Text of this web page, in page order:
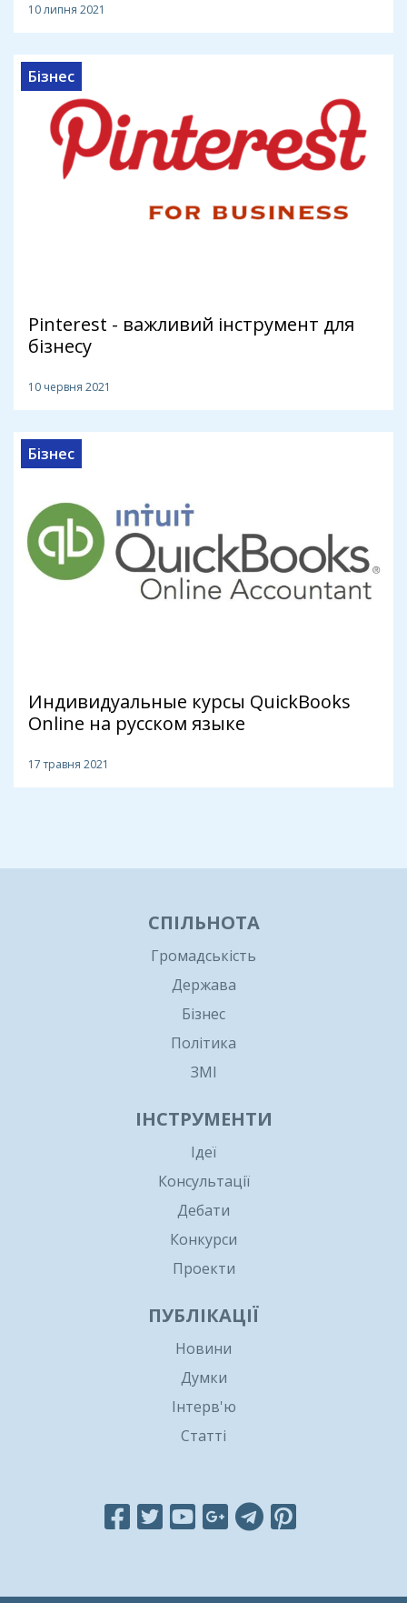
10 липня 2021
Бізнес
Pinterest - важливий інструмент для
бізнесу
10 червня 2021
Бізнес
Индивидуальные курсы QuickBooks
Online на русском языке
17 травня 2021
СПІЛЬНОТА
Громадськість
Держава
Бізнес
Політика
ЗМІ
ІНСТРУМЕНТИ
Ідеї
Консультації
Дебати
Конкурси
Проекти
ПУБЛІКАЦІЇ
Новини
Думки
Інтерв'ю
Статті